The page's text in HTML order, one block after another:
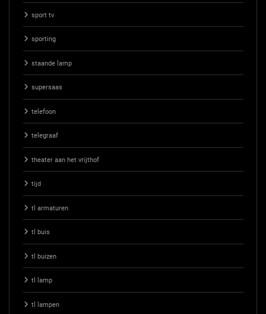
sport tv
sporting
staande lamp
supersaas
telefoon
telegraaf
theater aan het vrijthof
tijd
tl armaturen
tl buis
tl buizen
tl lamp
tl lampen